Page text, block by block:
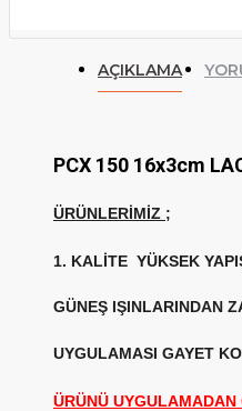
AÇIKLAMA
PCX 150 16x3cm
ÜRÜNLERİMİZ ;
1. KALİTE YÜKSEK
GÜNEŞ IŞINLARINDAN
UYGULAMASI GAYET
ÜRÜNÜ UYGULAMADAN